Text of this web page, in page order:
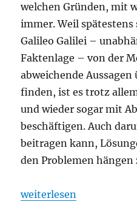
welchen Gründen, mit
immer. Weil
Galileo Galilei –
Faktenlage – von der
abweichende
finden, ist es trotz
und wieder sogar mit
beschäftigen. Auch
beitragen kann,
den Problemen hängen
„Den Mensch
weiterlesen